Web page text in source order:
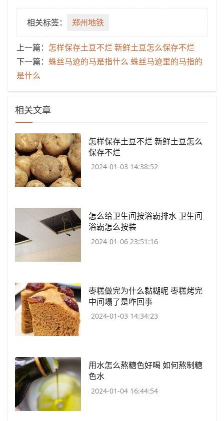
相关标签： ​郑州地铁
上一篇： ​怎样保存土豆不烂 新鲜土豆怎么保存不烂
下一篇： ​蛛丝马迹的马是指什么 蛛丝马迹里的马指的
是什么
相关文章
​怎样保存土豆不烂 新鲜土豆怎么
保存不烂
2024-01-03 14:38:52
​怎么给卫生间按浴霸排水 卫生间
浴霸怎么按装
2024-01-06 23:51:16
​枣糕做完为什么黏糊呢 枣糕烤完
中间塌了是咋回事
2024-01-03 14:34:23
​用水怎么熬糖色好喝 如何熬制糖
色水
2024-01-04 16:44:54